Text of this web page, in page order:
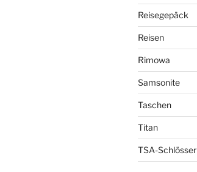
Reisegepäck
Reisen
Rimowa
Samsonite
Taschen
Titan
TSA-Schlösser